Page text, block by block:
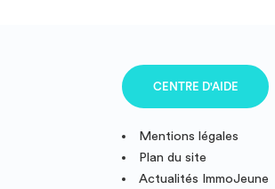
Mentions légales
Plan du site
Actualités ImmoJeune
CENTRE D'AIDE